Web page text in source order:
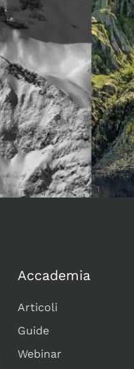
Accademia
Articoli
Guide
Webinar